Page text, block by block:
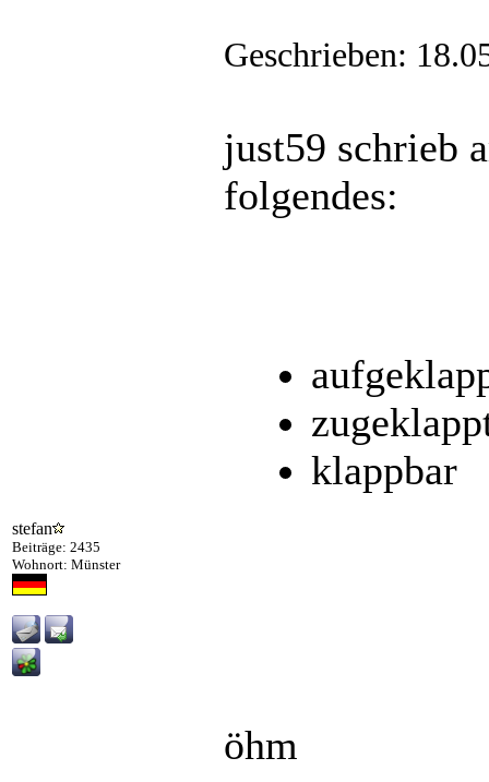
stefan
Beiträge: 2435
Wohnort: Münster
Geschrieben:
just59 schrieb
folgendes:
klappbar
öhm